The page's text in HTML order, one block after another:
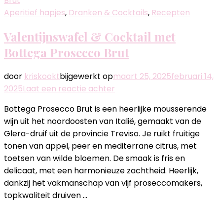
Bimi
perfecte
pairing
Aperitief hapjes, Dranken & Cocktails, Recepten
Valentijnswafel & Cocktail met
Bottega Prosecco Brut
door kriskooktbijgewerkt opmaart 25, 2025februari 14,
2025Laat een reactie achter
&
Cocktail
met
Bottega
Prosecco
Brut
Bottega Prosecco Brut is een heerlijke mousserende
wijn uit het noordoosten van Italië, gemaakt van de
Glera-druif uit de provincie Treviso. Je ruikt fruitige
tonen van appel, peer en mediterrane citrus, met
toetsen van wilde bloemen. De smaak is fris en
delicaat, met een harmonieuze zachtheid. Heerlijk,
dankzij het vakmanschap van vijf proseccomakers,
topkwaliteit druiven …